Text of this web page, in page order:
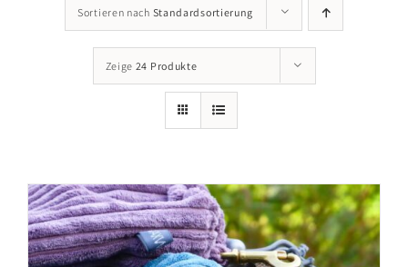
Sortieren nach Standardsortierung
Zeige 24 Produkte